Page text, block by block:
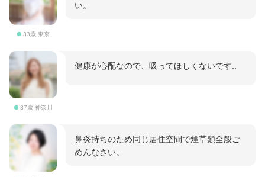
33歳 東京
い。
37歳 神奈川
健康が心配なので、吸ってほしくないです..
鼻炎持ちのため同じ居住空間で煙草類全般ご
めんなさい。